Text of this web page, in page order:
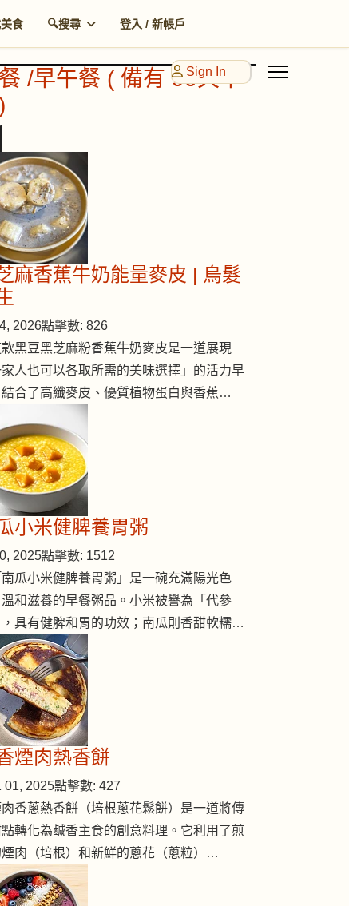
食 🔍搜尋 登入 / 新帳戶
Sign In
/早午餐 ( 備有 90天早
麻香蕉牛奶能量麥皮 | 烏髮
2026點擊數: 826
黑豆黑芝麻粉香蕉牛奶麥皮是一道展現
家人也可以各取所需的美味選擇」的活力早
合了高纖麥皮、優質植物蛋白與香蕉…
小米健脾養胃粥
2025點擊數: 1512
瓜小米健脾養胃粥」是一碗充滿陽光色
和滋養的早餐粥品。小米被譽為「代參
具有健脾和胃的功效；南瓜則香甜軟糯…
煙肉熱香餅
01, 2025點擊數: 427
香蔥熱香餅（培根蔥花鬆餅）是一道將傳
轉化為鹹香主食的創意料理。它利用了煎
煙肉（培根）和新鮮的蔥花（蔥粒）…